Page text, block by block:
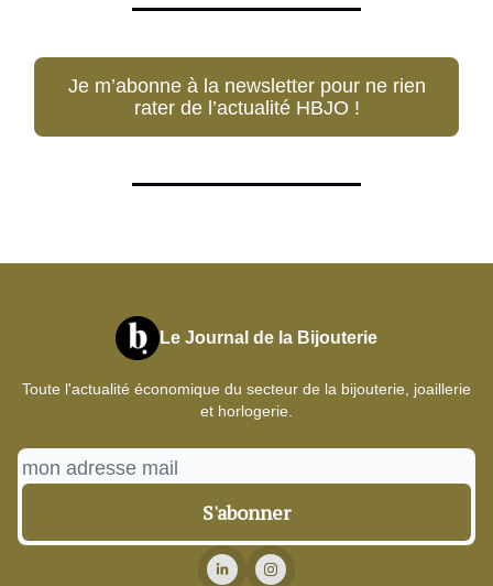
Je m’abonne à la newsletter pour ne rien
rater de l’actualité HBJO !
Le Journal de la Bijouterie
Toute l'actualité économique du secteur de la bijouterie, joaillerie
et horlogerie.